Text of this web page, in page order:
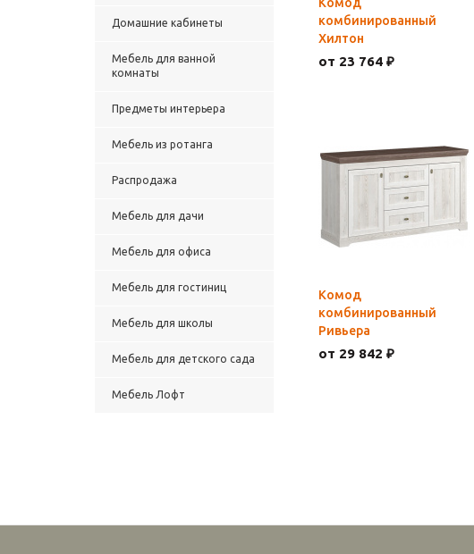
Домашние кабинеты
Мебель для ванной
комнаты
Предметы интерьера
Мебель из ротанга
Распродажа
Мебель для дачи
Мебель для офиса
Мебель для гостиниц
Мебель для школы
Мебель для детского сада
Мебель Лофт
комбинированный
Хилтон
от 23 764 ₽
Комод
комбинированный
Ривьера
от 29 842 ₽